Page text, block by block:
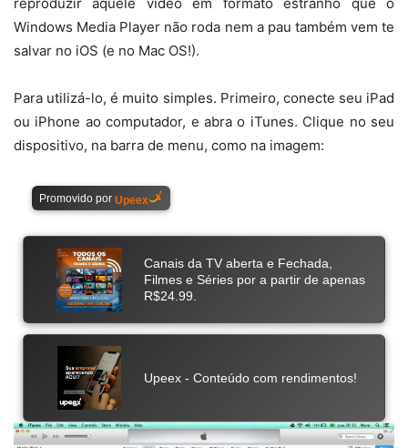
Windows Media Player não roda nem a pau também vem te
salvar no iOS (e no Mac OS!).
Para utilizá-lo, é muito simples. Primeiro, conecte seu iPad
ou iPhone ao computador, e abra o iTunes. Clique no seu
dispositivo, na barra de menu, como na imagem: